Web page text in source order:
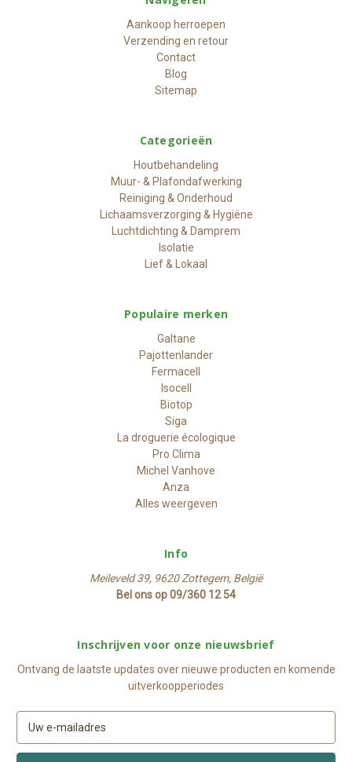
Aankoop herroepen
Verzending en retour
Contact
Blog
Sitemap
Categorieën
Houtbehandeling
Muur- & Plafondafwerking
Reiniging & Onderhoud
Lichaamsverzorging & Hygiëne
Luchtdichting & Damprem
Isolatie
Lief & Lokaal
Populaire merken
Galtane
Pajottenlander
Fermacell
Isocell
Biotop
Siga
La droguerie écologique
Pro Clima
Michel Vanhove
Anza
Alles weergeven
Info
Meileveld 39, 9620 Zottegem, België
Bel ons op 09/360 12 54
Inschrijven voor onze nieuwsbrief
Ontvang de laatste updates over nieuwe producten en komende
uitverkoopperiodes
m